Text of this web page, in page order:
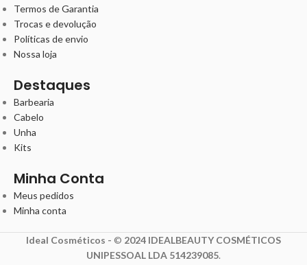
Termos de Garantia
Trocas e devolução
Políticas de envio
Nossa loja
Destaques
Barbearia
Cabelo
Unha
Kits
Minha Conta
Meus pedidos
Minha conta
Ideal Cosméticos - © 2024 IDEALBEAUTY COSMÉTICOS
UNIPESSOAL LDA 514239085.